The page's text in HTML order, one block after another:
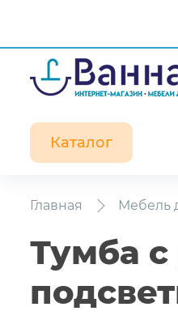
Каталог
Главная Мебель
Тумба